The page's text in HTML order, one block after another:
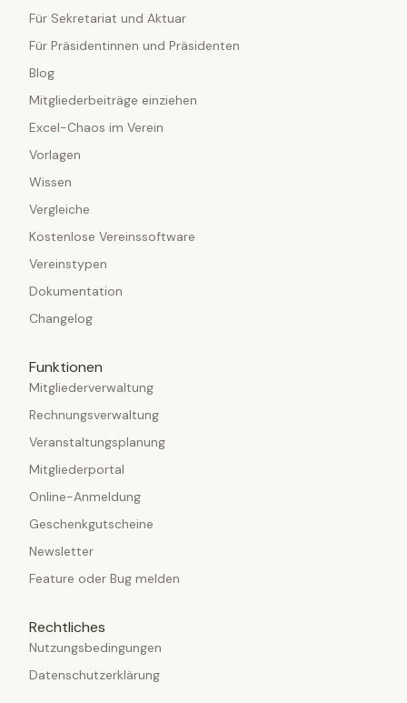
Für Sekretariat und Aktuar
Für Präsidentinnen und Präsidenten
Blog
Mitgliederbeiträge einziehen
Excel-Chaos im Verein
Vorlagen
Wissen
Vergleiche
Kostenlose Vereinssoftware
Vereinstypen
Dokumentation
Changelog
Funktionen
Mitgliederverwaltung
Rechnungsverwaltung
Veranstaltungsplanung
Mitgliederportal
Online-Anmeldung
Geschenkgutscheine
Newsletter
Feature oder Bug melden
Rechtliches
Nutzungsbedingungen
Datenschutzerklärung